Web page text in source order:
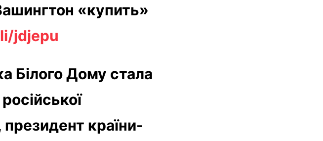
«купить»
jdjepu
Білого Дому стала
країни-